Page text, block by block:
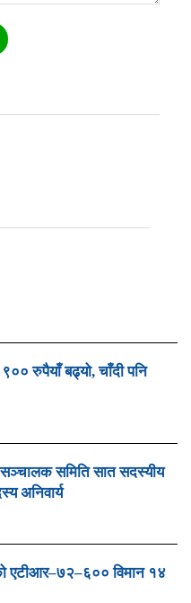
रुपैयाँ बढ्यो, चाँदी पनि
समिति सात सदस्यीय
अनिवार्य
एटीआर–७२–६०० विमान १४